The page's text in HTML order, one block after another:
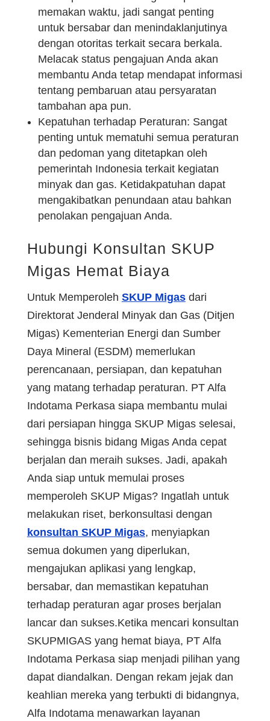
memakan waktu, jadi sangat penting
untuk bersabar dan menindaklanjutinya
dengan otoritas terkait secara berkala.
Melacak status pengajuan Anda akan
membantu Anda tetap mendapat informasi
tentang pembaruan atau persyaratan
tambahan apa pun.
Kepatuhan terhadap Peraturan: Sangat
penting untuk mematuhi semua peraturan
dan pedoman yang ditetapkan oleh
pemerintah Indonesia terkait kegiatan
minyak dan gas. Ketidakpatuhan dapat
mengakibatkan penundaan atau bahkan
penolakan pengajuan Anda.
Hubungi Konsultan SKUP
Migas Hemat Biaya
Untuk Memperoleh SKUP Migasdari
Direktorat Jenderal Minyak dan Gas (Ditjen
Migas) Kementerian Energi dan Sumber
Daya Mineral (ESDM) memerlukan
perencanaan, persiapan, dan kepatuhan
yang matang terhadap peraturan. PT Alfa
Indotama Perkasa siapa membantu mulai
dari persiapan hingga SKUP Migas selesai,
sehingga bisnis bidang Migas Anda cepat
berjalan dan meraih sukses. Jadi, apakah
Anda siap untuk memulai proses
memperoleh SKUP Migas? Ingatlah untuk
melakukan riset, berkonsultasi dengan
konsultan SKUP Migas, menyiapkan
semua dokumen yang diperlukan,
mengajukan aplikasi yang lengkap,
bersabar, dan memastikan kepatuhan
terhadap peraturan agar proses berjalan
lancar dan sukses.Ketika mencari konsultan
SKUPMIGAS yang hemat biaya, PT Alfa
Indotama Perkasa siap menjadi pilihan yang
dapat diandalkan. Dengan rekam jejak dan
keahlian mereka yang terbukti di bidangnya,
Alfa Indotama menawarkan layanan